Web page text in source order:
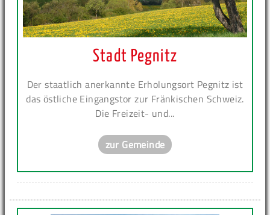
Stadt Pegnitz
Der staatlich anerkannte Erholungsort Pegnitz ist
das östliche Eingangstor zur Fränkischen Schweiz.
Die Freizeit- und...
zur Gemeinde